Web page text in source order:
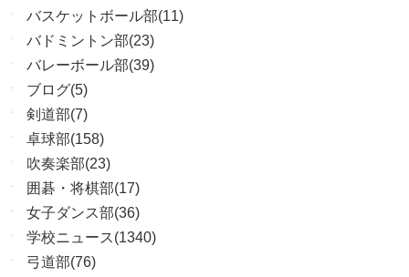
バスケットボール部(11)
バドミントン部(23)
バレーボール部(39)
ブログ(5)
剣道部(7)
卓球部(158)
吹奏楽部(23)
囲碁・将棋部(17)
女子ダンス部(36)
学校ニュース(1340)
弓道部(76)